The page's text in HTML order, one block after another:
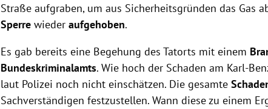
Straße aufgraben, um aus Sicherheitsgründen das Gas
Sperre wiederaufgehoben.
Es gab bereits eine Begehung des Tatorts mit einem
Bundeskriminalamts. Wie hoch der Schaden am Karl-
laut Polizei noch nicht einschätzen. Die gesamte
Sachverständigen festzustellen. Wann diese zu einem